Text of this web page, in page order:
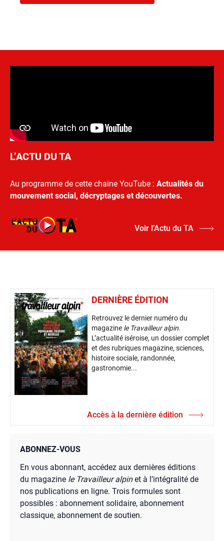
L’ACTU DU TA
Au programme de cette chaine YouTube : Actualités du
mouvement social, décryptages et découvertes.
Voir l’Actu du TA
DERNIÈRE ÉDITION
Retrouvez le dernier numéro du
magazine le Travailleur alpin.
L’actualité iséroise, un dossier complet
et des rubriques magazine, sciences,
histoire sociale, randonnée,
gastronomie...
Accès à la dernière édition
ABONNEZ-VOUS
En vous abonnant, accédez aux dernières éditions
du magazine le Travailleur alpinet à l’intégralité de
nos publications en ligne. Trois formules sont
possibles : abonnement solidaire, abonnement
classique, abonnement de soutien.